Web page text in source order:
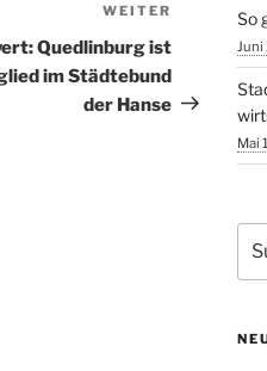
Nächster
Beitrag
WEITER
Quedlinburg ist
im Städtebund
der Hanse
So
Juni
Mai